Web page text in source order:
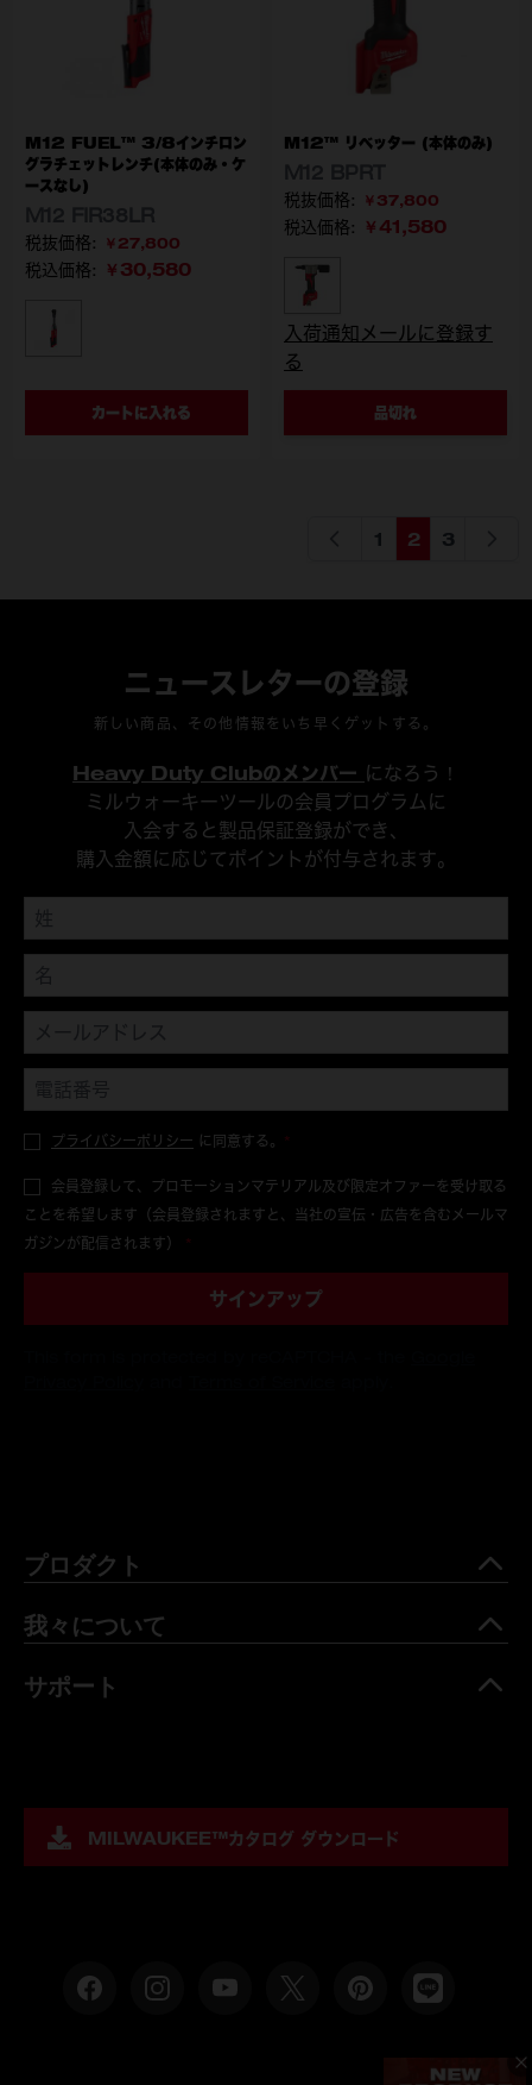
M12 FUEL™ 3/8インチロン
グラチェットレンチ(本体のみ・ケ
ースなし)
￥27,800
税込価格: ￥30,580
型番M12 FIR38LR-0 JP
カートに入れる
M12™ リベッター (本体のみ)
￥37,800
税込価格: ￥41,580
型番M12 BPRT-0C JP
入荷通知メールに登録す
る
品切れ
ページ
1 ページを読んで
2 ページ
3
プロダクト
我々について
サポート
ニュースレターの登録
新しい商品、その他情報をいち早くゲットする。
Heavy Duty Clubのメンバー になろう！
ミルウォーキーツールの会員プログラムに
入会すると製品保証登録ができ、
購入金額に応じてポイントが付与されます。
プライバシーポリシー に同意する。 *
会員登録して、プロモーションマテリアル及び限定オファーを受け取る
ことを希望します（会員登録されますと、当社の宣伝・広告を含むメールマ
ガジンが配信されます） *
サインアップ
MILWAUKEE™カタログ ダウンロード